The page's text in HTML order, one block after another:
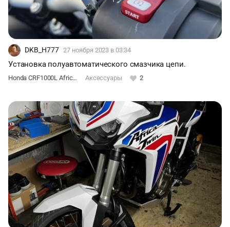
DKB_H777 27 ноября 2023 в 03:34
Установка полуавтоматического смазчика цепи.
Honda CRF1000L Africa Twin DCT Аксессуары 2